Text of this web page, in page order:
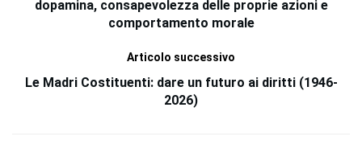
dopamina, consapevolezza delle proprie azioni e
comportamento morale
Articolo successivo
Le Madri Costituenti: dare un futuro ai diritti (1946-
2026)